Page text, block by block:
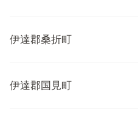
伊達郡桑折町
伊達郡国見町